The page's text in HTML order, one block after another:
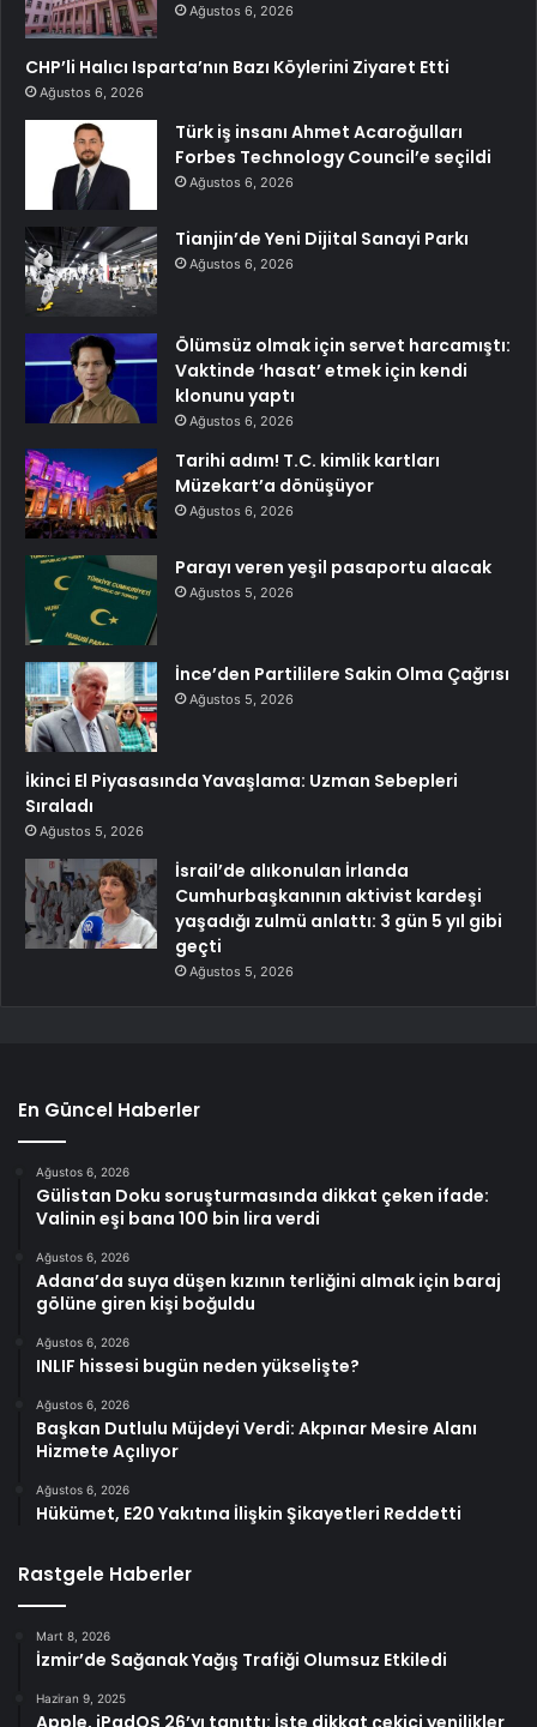
Ağustos 6, 2026
CHP’li Halıcı Isparta’nın Bazı Köylerini Ziyaret Etti
Ağustos 6, 2026
Türk iş insanı Ahmet Acaroğulları
Forbes Technology Council’e seçildi
Ağustos 6, 2026
Tianjin’de Yeni Dijital Sanayi Parkı
Ağustos 6, 2026
Ölümsüz olmak için servet harcamıştı:
Vaktinde ‘hasat’ etmek için kendi
klonunu yaptı
Ağustos 6, 2026
Tarihi adım! T.C. kimlik kartları
Müzekart’a dönüşüyor
Ağustos 6, 2026
Parayı veren yeşil pasaportu alacak
Ağustos 5, 2026
İnce’den Partililere Sakin Olma Çağrısı
Ağustos 5, 2026
İkinci El Piyasasında Yavaşlama: Uzman Sebepleri
Sıraladı
Ağustos 5, 2026
İsrail’de alıkonulan İrlanda
Cumhurbaşkanının aktivist kardeşi
yaşadığı zulmü anlattı: 3 gün 5 yıl gibi
geçti
Ağustos 5, 2026
En Güncel Haberler
Ağustos 6, 2026
Gülistan Doku soruşturmasında dikkat çeken ifade:
Valinin eşi bana 100 bin lira verdi
Ağustos 6, 2026
Adana’da suya düşen kızının terliğini almak için baraj
gölüne giren kişi boğuldu
Ağustos 6, 2026
INLIF hissesi bugün neden yükselişte?
Ağustos 6, 2026
Başkan Dutlulu Müjdeyi Verdi: Akpınar Mesire Alanı
Hizmete Açılıyor
Ağustos 6, 2026
Hükümet, E20 Yakıtına İlişkin Şikayetleri Reddetti
Rastgele Haberler
Mart 8, 2026
İzmir’de Sağanak Yağış Trafiği Olumsuz Etkiledi
Haziran 9, 2025